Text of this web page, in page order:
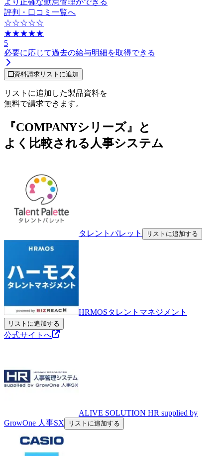
より正確な勤怠管理ができる
評判・口コミ一覧へ
☆☆☆☆☆
★★★★★
5
必要に応じて過去の給与明細を取得できる
資料請求リストに追加
リストに追加した製品資料を
無料で請求できます。
『COMPANYシリーズ』と
よく比較される人事システム
タレントパレット リストに追加する
HRMOSタレントマネジメント
リストに追加する
公式サイトへ
ALIVE SOLUTION HR supplied by
GrowOne 人事SX
リストに追加する